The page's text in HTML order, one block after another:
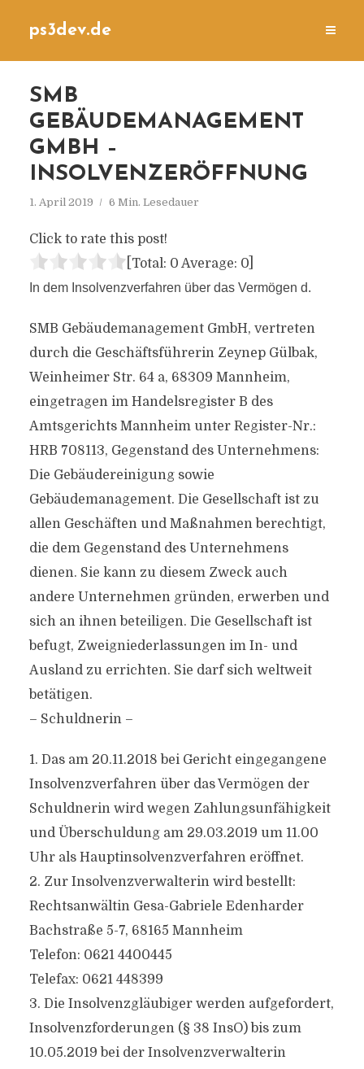
ps3dev.de
SMB
GEBÄUDEMANAGEMENT
GMBH –
INSOLVENZERÖFFNUNG
1. April 2019 6 Min. Lesedauer
Click to rate this post!
[Total: 0 Average: 0]
In dem Insolvenzverfahren über das Vermögen d.
SMB Gebäudemanagement GmbH, vertreten
durch die Geschäftsführerin Zeynep Gülbak,
Weinheimer Str. 64 a, 68309 Mannheim,
eingetragen im Handelsregister B des
Amtsgerichts Mannheim unter Register-Nr.:
HRB 708113, Gegenstand des Unternehmens:
Die Gebäudereinigung sowie
Gebäudemanagement. Die Gesellschaft ist zu
allen Geschäften und Maßnahmen berechtigt,
die dem Gegenstand des Unternehmens
dienen. Sie kann zu diesem Zweck auch
andere Unternehmen gründen, erwerben und
sich an ihnen beteiligen. Die Gesellschaft ist
befugt, Zweigniederlassungen im In- und
Ausland zu errichten. Sie darf sich weltweit
betätigen.
– Schuldnerin –
1. Das am 20.11.2018 bei Gericht eingegangene
Insolvenzverfahren über das Vermögen der
Schuldnerin wird wegen Zahlungsunfähigkeit
und Überschuldung am 29.03.2019 um 11.00
Uhr als Hauptinsolvenzverfahren eröffnet.
2. Zur Insolvenzverwalterin wird bestellt:
Rechtsanwältin Gesa-Gabriele Edenharder
Bachstraße 5-7, 68165 Mannheim
Telefon: 0621 4400445
Telefax: 0621 448399
3. Die Insolvenzgläubiger werden aufgefordert,
Insolvenzforderungen (§ 38 InsO) bis zum
10.05.2019 bei der Insolvenzverwalterin